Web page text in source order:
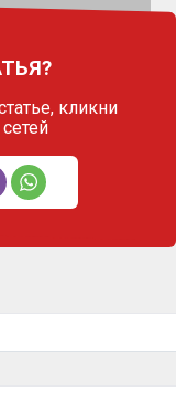
кликни